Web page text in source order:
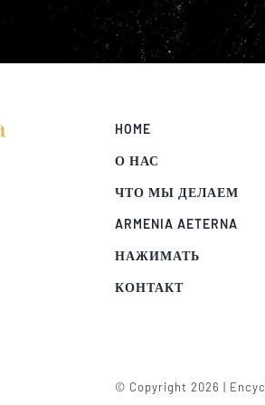
HOME
О НАС
ЧТО МЫ ДЕЛАЕМ
ARMENIA AETERNA
НАЖИМАТЬ
КОНТАКТ
© Copyright 2026 |